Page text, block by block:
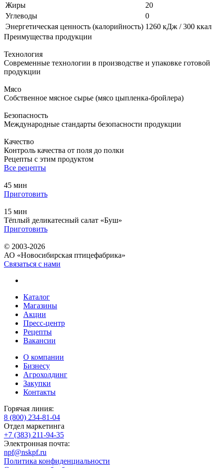
Жиры
20
Углеводы
0
Энергетическая ценность (калорийность) 1260 кДж / 300 ккал
Преимущества продукции
Технология
Современные технологии в производстве и упаковке готовой
продукции
Мясо
Собственное мясное сырье (мясо цыпленка-бройлера)
Безопасность
Международные стандарты безопасности продукции
Качество
Контроль качества от поля до полки
Рецепты с этим продуктом
Все рецепты
45 мин
Приготовить
15 мин
Тёплый деликатесный салат «Буш»
Приготовить
© 2003-2026
АО «Новосибирская птицефабрика»
Связаться с нами
Каталог
Магазины
Акции
Пресс-центр
Рецепты
Вакансии
О компании
Бизнесу
Агрохолдинг
Закупки
Контакты
Горячая линия:
8 (800) 234-81-04
Отдел маркетинга
+7 (383) 211-94-35
Электронная почта:
npf@nskpf.ru
Политика конфиденциальности